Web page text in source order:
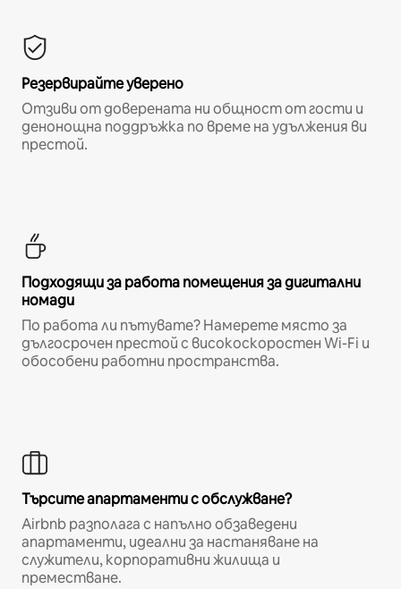
Резервирайте уверено
Отзиви от доверената ни общност от гости и
денонощна поддръжка по време на удължения ви
престой.
Подходящи за работа помещения за дигитални
номади
По работа ли пътувате? Намерете място за
дългосрочен престой с високоскоростен Wi-Fi и
обособени работни пространства.
Търсите апартаменти с обслужване?
Airbnb разполага с напълно обзаведени
апартаменти, идеални за настаняване на
служители, корпоративни жилища и
преместване.